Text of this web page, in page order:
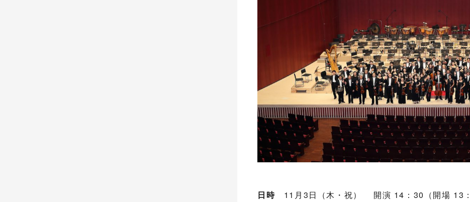
日時 11月3日（木・祝） 開演 14：30（開場 13：